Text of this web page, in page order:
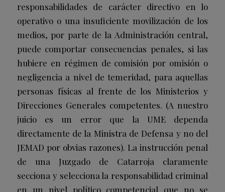
responsabilidades de carácter directivo en lo
operativo o una insuficiente movilización de los
medios, por parte de la Administración central,
puede comportar consecuencias penales, si las
hubiere en régimen de comisión por omisión o
negligencia a nivel de temeridad, para aquellas
personas físicas al frente de los Ministerios y
Direcciones Generales competentes. (A nuestro
juicio es un error que la UME dependa
directamente de la Ministra de Defensa y no del
JEMAD por obvias razones). La instrucción penal
de una Juzgado de Catarroja claramente
secciona y selecciona la responsabilidad criminal
en un nivel político competencial que no se